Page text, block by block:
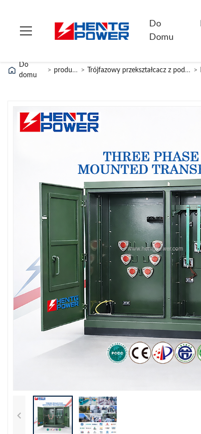
Do
Domu
Do
domu
> produkty > Trójfazowy przekształcacz z podkładką >